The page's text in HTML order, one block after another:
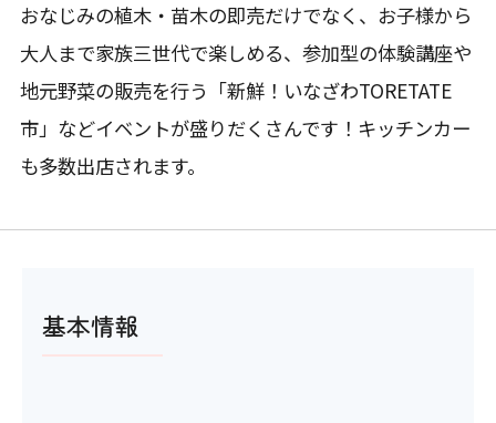
おなじみの植木・苗木の即売だけでなく、お子様から
大人まで家族三世代で楽しめる、参加型の体験講座や
地元野菜の販売を行う「新鮮！いなざわTORETATE
市」などイベントが盛りだくさんです！キッチンカー
も多数出店されます。
基本情報